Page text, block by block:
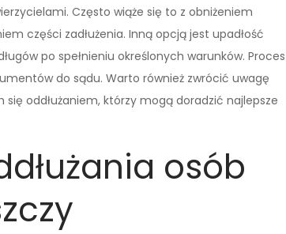
Często wiąże się to z obniżeniem
części zadłużenia. Inną opcją jest upadłość
po spełnieniu określonych warunków. Proces
do sądu. Warto również zwrócić uwagę
oddłużaniem, którzy mogą doradzić najlepsze
osób